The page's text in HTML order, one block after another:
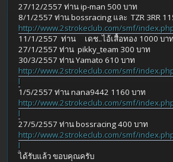
27/12/2557 ท่าน ip-man 500 บาท
8/1/2557 ท่าน bossracing และ TZR 3RR
http://www.2strokeclub.com/smf/
11/1/2557 ท่าน เดช..ไอ้เสื้อทอง 1000 บาท
27/1/2557 ท่าน pikky_team 300 บาท
30/3/2557 ท่าน Yamato 610 บาท
http://www.2strokeclub.com/smf/
l
1/5/2557 ท่าน nana9442 1160 บาท
http://www.2strokeclub.com/smf/
l
27/5/2557 ท่าน bossracing 400 บาท
http://www.2strokeclub.com/smf/
l
ได้รับแล้ว ขอบคุณครับ